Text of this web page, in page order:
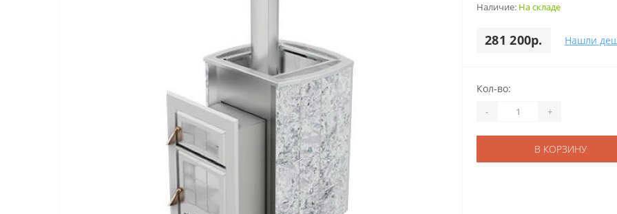
Наличие: На складе
281 200р. Нашли
Кол-во:
- +
В КОРЗИНУ